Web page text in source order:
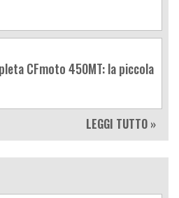
CFmoto 450MT: la piccola
LEGGI TUTTO »